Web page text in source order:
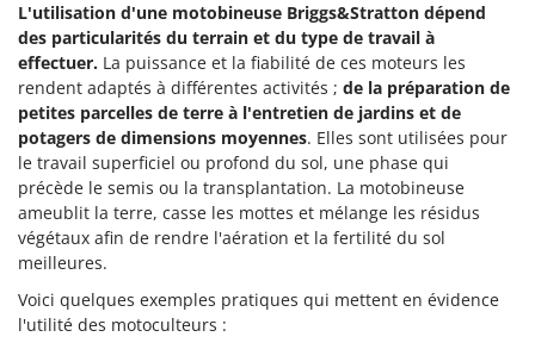
T
Tecla
TecnoGen
Tellarini Pompe
Telwin
Tenco
Tineco
Titania
Tre Spade
L'utilisation d'une motobineuse Briggs&Stratton dépend
des particularités du terrain et du type de travail à
effectuer. La puissance et la fiabilité de ces moteurs les
rendent adaptés à différentes activités ; de la préparation de
petites parcelles de terre à l'entretien de jardins et de
potagers de dimensions moyennes. Elles sont utilisées pour
le travail superficiel ou profond du sol, une phase qui
précède le semis ou la transplantation. La motobineuse
ameublit la terre, casse les mottes et mélange les résidus
végétaux afin de rendre l'aération et la fertilité du sol
meilleures.
Voici quelques exemples pratiques qui mettent en évidence
l'utilité des motoculteurs :